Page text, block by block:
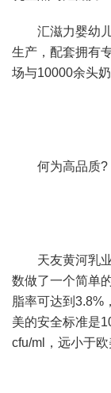
汇滋力婴幼儿
生产，配套拥有
场与10000余头
何为高品质?
天友黄河乳业
数做了一个简单
脂率可达到3.8%
美的安全标准是
cfu/ml，远小于欧